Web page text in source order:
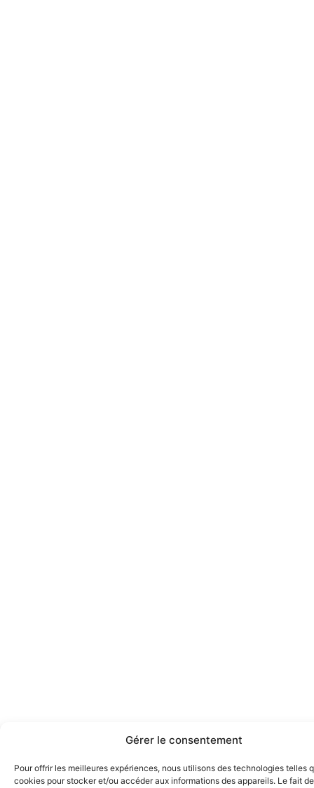
Gérer le consentement
Pour offrir les meilleures expériences, nous utilisons des technologies telles
cookies pour stocker et/ou accéder aux informations des appareils. Le fait